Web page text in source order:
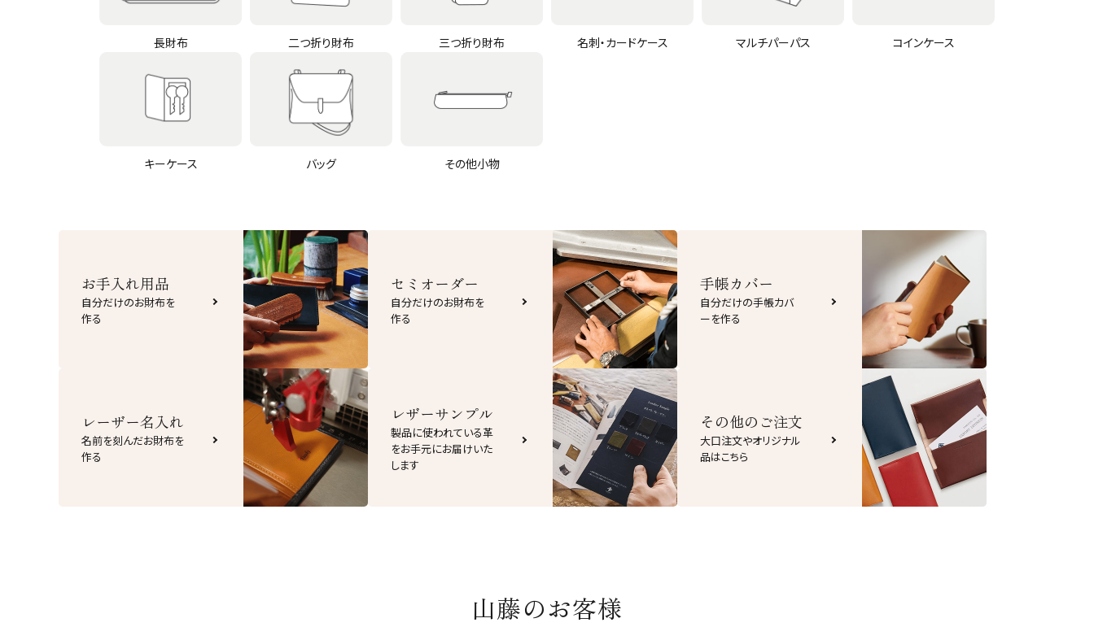
長財布 二つ折り財布 三つ折り財布 名刺・カードケース マルチパーパス コインケース
キーケース バッグ その他小物
お手入れ用品
自分だけのお財布を
作る
セミオーダー
自分だけのお財布を
作る
手帳カバー
自分だけの手帳カバ
ーを作る
レーザー名入れ
名前を刻んだお財布を
作る
レザーサンプル
製品に使われている革
をお手元にお届けいた
します
その他のご注文
大口注文やオリジナル
品はこちら
山藤のお客様